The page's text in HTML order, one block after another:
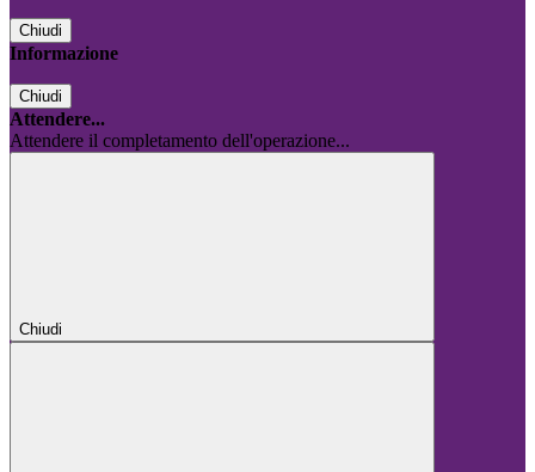
Chiudi
Informazione
Chiudi
Attendere...
Attendere il completamento dell'operazione...
Chiudi